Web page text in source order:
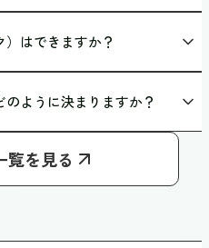
勢を大切にしています。
いて、サポートしていきます。
はできますか？
本人の家庭の事情などを考慮し
ールではなく、社員が安心して
よう、その都度柔軟に判断して
ように決まりますか？
慮します。定期的な1on1ミーテ
ランを話し合いながら決定して
覧を見る